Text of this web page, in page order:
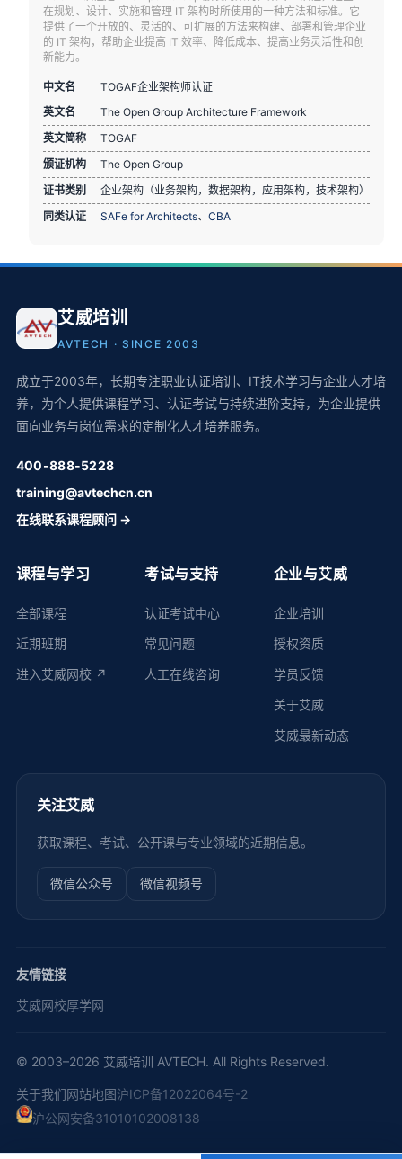
在规划、设计、实施和管理 IT 架构时所使用的一种方法和标准。它
提供了一个开放的、灵活的、可扩展的方法来构建、部署和管理企业
的 IT 架构，帮助企业提高 IT 效率、降低成本、提高业务灵活性和创
新能力。
中文名
TOGAF企业架构师认证
英文名
The Open Group Architecture Framework
英文简称
TOGAF
颁证机构
The Open Group
证书类别
企业架构（业务架构，数据架构，应用架构，技术架构）
同类认证
SAFe for Architects、CBA
艾威培训
AVTECH · SINCE 2003
成立于2003年，长期专注职业认证培训、IT技术学习与企业人才培
养，为个人提供课程学习、认证考试与持续进阶支持，为企业提供
面向业务与岗位需求的定制化人才培养服务。
400-888-5228
training@avtechcn.cn
在线联系课程顾问 →
课程与学习
全部课程
近期班期
进入艾威网校 ↗
考试与支持
认证考试中心
常见问题
人工在线咨询
企业与艾威
企业培训
授权资质
学员反馈
关于艾威
艾威最新动态
关注艾威
获取课程、考试、公开课与专业领域的近期信息。
微信公众号 微信视频号
友情链接
艾威网校厚学网
© 2003–2026 艾威培训 AVTECH. All Rights Reserved.
关于我们网站地图沪ICP备12022064号-2
沪公网安备31010102008138